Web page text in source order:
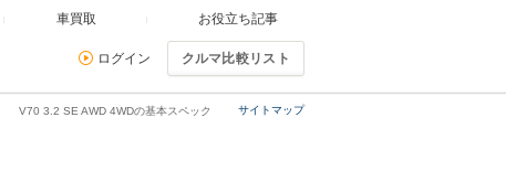
車買取 お役立ち記事
ログイン クルマ比較リスト
サイトマップ
V70 3.2 SE AWD 4WDの基本スペック